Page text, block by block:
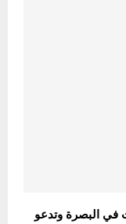
في البصرة وتدعو